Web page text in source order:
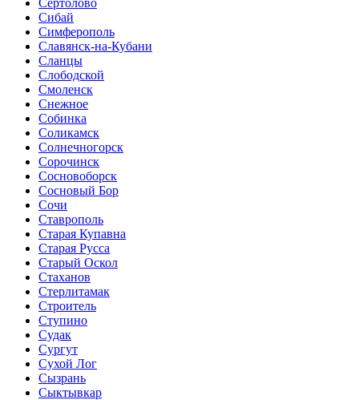
Сибай
Симферополь
Славянск-на-Кубани
Сланцы
Слободской
Смоленск
Снежное
Собинка
Соликамск
Солнечногорск
Сорочинск
Сосновоборск
Сосновый Бор
Сочи
Ставрополь
Старая Купавна
Старая Русса
Старый Оскол
Стаханов
Стерлитамак
Строитель
Ступино
Судак
Сургут
Сухой Лог
Сызрань
Сыктывкар